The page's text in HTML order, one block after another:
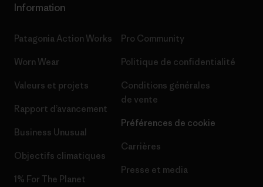
Information
Patagonia Action Works
Worn Wear
Valeurs et projets
Rapport d’avancement
Business Unusual
Objectifs climatiques
1% For The Planet
Pro Community
Politique de confidentialité
Conditions générales
de vente
Préférences de cookie
Carrières
Presse et media